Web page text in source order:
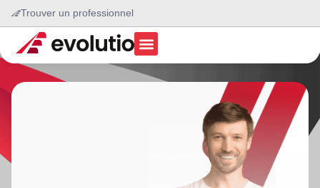
Trouver un professionnel